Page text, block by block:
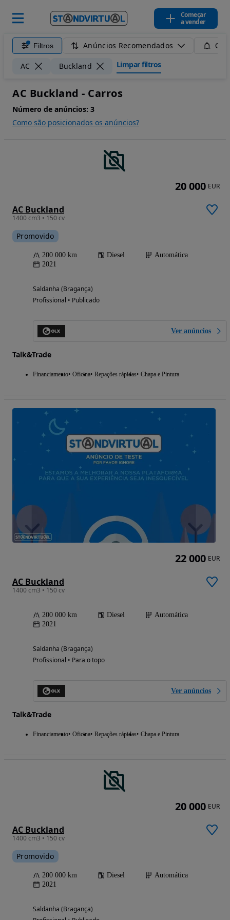
Começar
a vender
Filtros Anúncios Recomendados
AC Buckland Limpar filtros
AC Buckland - Carros
Número de anúncios: 3
Como são posicionados os anúncios?
AC Buckland
1400 cm3 • 150 cv
Promovido
200 000 km Diesel
Automática
2021
Saldanha (Bragança)
Profissional • Publicado
Ver anúncios
Talk&Trade
Financiamento Oficina Repações rápidas Chapa e Pintura
20 000 EUR
AC Buckland
1400 cm3 • 150 cv
200 000 km Diesel
Automática
2021
Saldanha (Bragança)
Profissional • Para o topo
Ver anúncios
Talk&Trade
Financiamento Oficina Repações rápidas Chapa e Pintura
22 000 EUR
AC Buckland
1400 cm3 • 150 cv
Promovido
200 000 km Diesel
Automática
2021
Saldanha (Bragança)
20 000 EUR